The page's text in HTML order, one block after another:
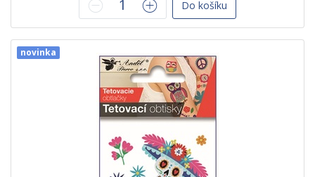
Do košíku
novinka